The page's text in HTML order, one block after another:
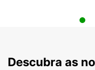
Descubra as